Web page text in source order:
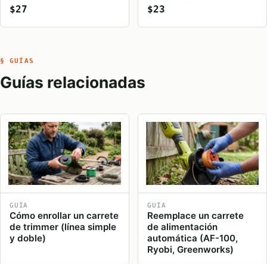
$27
$23
§ GUÍAS
Guías relacionadas
GUÍA
Cómo enrollar un carrete
de trimmer (línea simple
y doble)
GUÍA
Reemplace un carrete
de alimentación
automática (AF-100,
Ryobi, Greenworks)